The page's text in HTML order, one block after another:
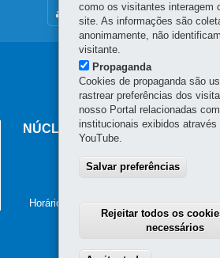
MAPA DO SITE
Navegação
principal
NÚCLEO REGIONAL DE
86.870-000-Ivaiporã
Horário de atendimento: de segunda a
como os visitantes interagem
site. As informações são
anonimamente, não
visitante.
Propaganda
Cookies de propaganda são
rastrear preferências dos
nosso Portal relacionadas
institucionais exibidos através
YouTube.
Salvar preferências
Rejeitar todos os
necessários